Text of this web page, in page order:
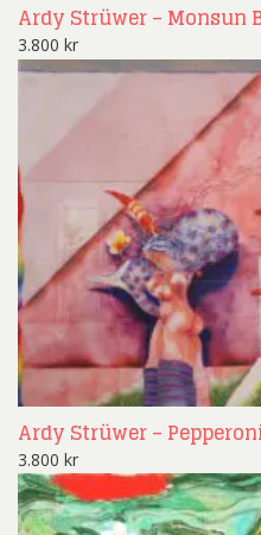
Ardy Strüwer – Monsun
3.800 kr
Ardy Strüwer –
3.800 kr